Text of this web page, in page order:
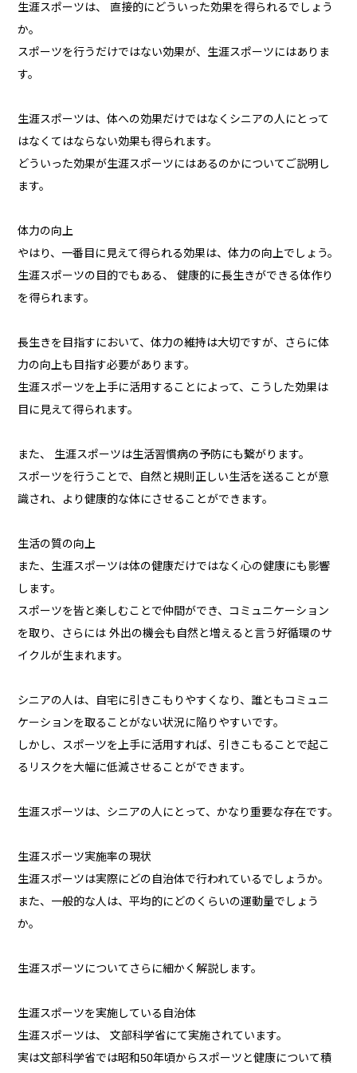
生涯スポーツは、 直接的にどういった効果を得られるでしょう
か。
スポーツを行うだけではない効果が、生涯スポーツにはありま
す。
生涯スポーツは、体への効果だけではなくシニアの人にとって
はなくてはならない効果も得られます。
どういった効果が生涯スポーツにはあるのかについてご説明し
ます。
体力の向上
やはり、一番目に見えて得られる効果は、体力の向上でしょう。
生涯スポーツの目的でもある、 健康的に長生きができる体作り
を得られます。
長生きを目指すにおいて、体力の維持は大切ですが、さらに体
力の向上も目指す必要があります。
生涯スポーツを上手に活用することによって、こうした効果は
目に見えて得られます。
また、 生涯スポーツは生活習慣病の予防にも繋がります。
スポーツを行うことで、自然と規則正しい生活を送ることが意
識され、より健康的な体にさせることができます。
生活の質の向上
また、生涯スポーツは体の健康だけではなく心の健康にも影響
します。
スポーツを皆と楽しむことで仲間ができ、コミュニケーション
を取り、さらには 外出の機会も自然と増えると言う好循環のサ
イクルが生まれます。
シニアの人は、自宅に引きこもりやすくなり、誰ともコミュニ
ケーションを取ることがない状況に陥りやすいです。
しかし、スポーツを上手に活用すれば、引きこもることで起こ
るリスクを大幅に低減させることができます。
生涯スポーツは、シニアの人にとって、かなり重要な存在です。
生涯スポーツ実施率の現状
生涯スポーツは実際にどの自治体で行われているでしょうか。
また、一般的な人は、平均的にどのくらいの運動量でしょう
か。
生涯スポーツについてさらに細かく解説します。
生涯スポーツを実施している自治体
生涯スポーツは、 文部科学省にて実施されています。
実は文部科学省では昭和50年頃からスポーツと健康について積